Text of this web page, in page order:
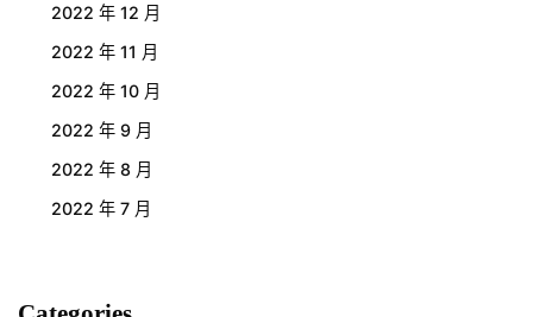
2022 年 12 月
2022 年 11 月
2022 年 10 月
2022 年 9 月
2022 年 8 月
2022 年 7 月